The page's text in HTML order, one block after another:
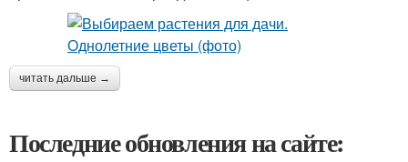
читать дальше →
Последние обновления на сайте: